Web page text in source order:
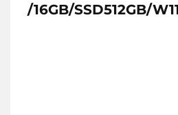
/16GB/SSD512GB/